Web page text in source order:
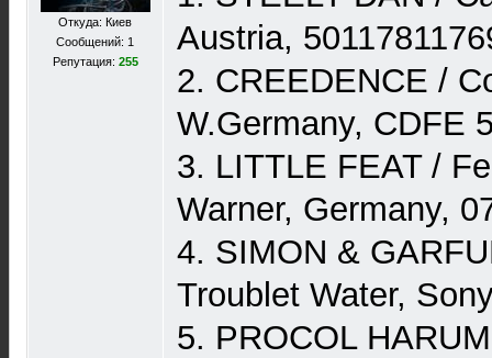
Откуда: Киев
Сообщений: 1
Репутация: 255
Austria,
2. CREEDENCE /
W.Germany, CDFE
3. LITTLE FEAT /
Warner, Germany,
4. SIMON &
Troublet Water,
5. PROCOL